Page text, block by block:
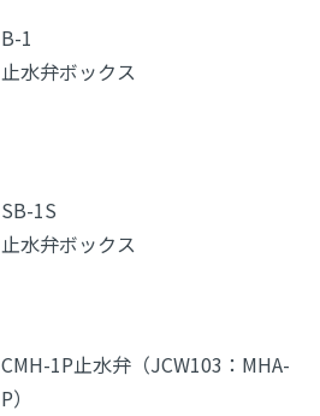
B-1
止水弁ボックス
SB-1S
止水弁ボックス
CMH-1P止水弁（JCW103：MHA-
P）